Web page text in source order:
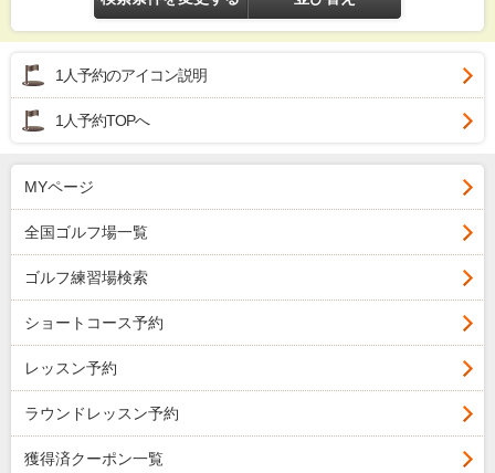
1人予約のアイコン説明
1人予約TOPへ
MYページ
全国ゴルフ場一覧
ゴルフ練習場検索
ショートコース予約
レッスン予約
ラウンドレッスン予約
獲得済クーポン一覧